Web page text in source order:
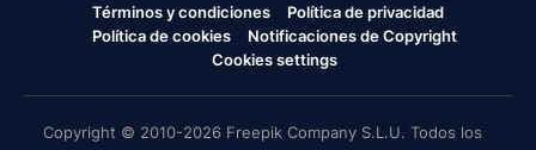
Términos y condiciones
Política de privacidad
Política de cookies
Notificaciones de Copyright
Cookies settings
Copyright © 2010-2026 Freepik Company S.L.U. Todos los